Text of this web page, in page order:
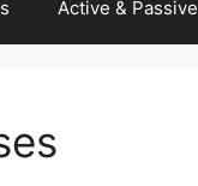
Active & Passive